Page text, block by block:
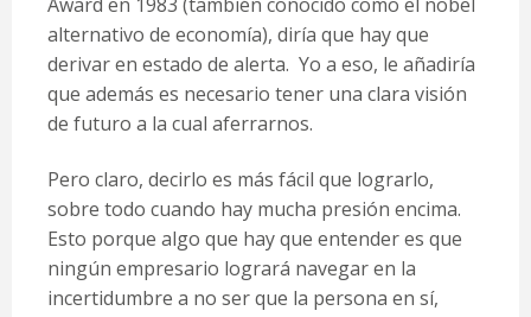
alternativo de economía), diría que hay que
derivar en estado de alerta. Yo a eso, le añadiría
que además es necesario tener una clara visión
de futuro a la cual aferrarnos.
Pero claro, decirlo es más fácil que lograrlo,
sobre todo cuando hay mucha presión encima.
Esto porque algo que hay que entender es que
ningún empresario logrará navegar en la
incertidumbre a no ser que la persona en sí,